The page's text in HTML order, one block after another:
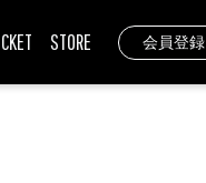
STORE 会員登録